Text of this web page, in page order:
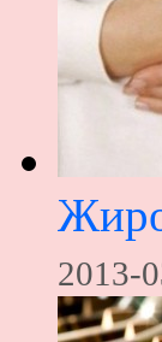
2013-